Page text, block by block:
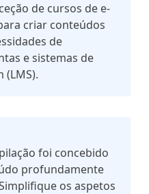
de cursos de e-
criar conteúdos
de
e sistemas de
(LMS).
foi concebido
profundamente
os aspetos